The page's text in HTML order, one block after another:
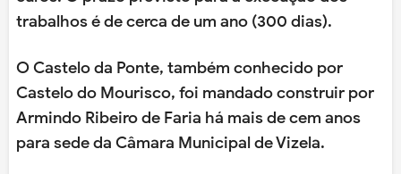
trabalhos é de cerca de um ano (300 dias).
O Castelo da Ponte, também conhecido por
Castelo do Mourisco, foi mandado construir por
Armindo Ribeiro de Faria há mais de cem anos
para sede da Câmara Municipal de Vizela.